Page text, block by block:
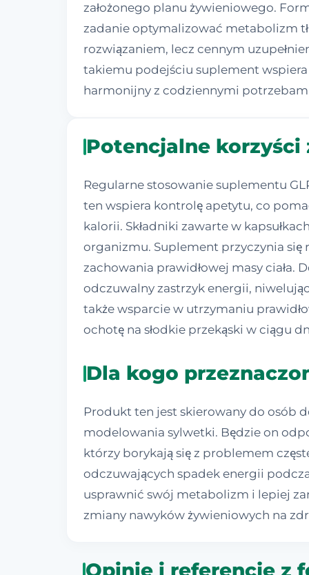
założonego planu żywieniowego.
zadanie optymalizować metabolizm
rozwiązaniem, lecz cennym
takiemu podejściu suplement
harmonijny z codziennymi
Potencjalne korzyści
Regularne stosowanie suplementu
ten wspiera kontrolę apetytu, co
kalorii. Składniki zawarte w
organizmu. Suplement przyczynia
zachowania prawidłowej masy
odczuwalny zastrzyk energii,
także wsparcie w utrzymaniu
ochotę na słodkie przekąski w ciągu
Dla kogo
Produkt ten jest skierowany do osób
modelowania sylwetki. Będzie on
którzy borykają się z problemem
odczuwających spadek energii
usprawnić swój metabolizm i lepiej
zmiany nawyków żywieniowych na